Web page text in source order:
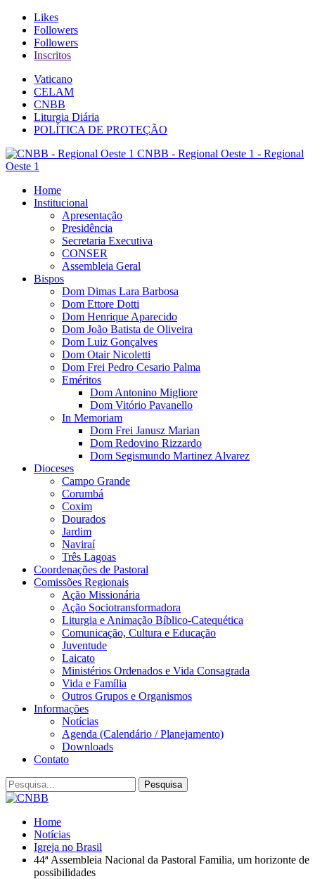
Likes
Followers
Followers
Inscritos
Vaticano
CELAM
CNBB
Liturgia Diária
POLÍTICA DE PROTEÇÃO
CNBB - Regional Oeste 1 - Regional
Oeste 1
Home
Institucional
Apresentação
Presidência
Secretaria Executiva
CONSER
Assembleia Geral
Bispos
Dom Dimas Lara Barbosa
Dom Ettore Dotti
Dom Henrique Aparecido
Dom João Batista de Oliveira
Dom Luiz Gonçalves
Dom Otair Nicoletti
Dom Frei Pedro Cesario Palma
Eméritos
Dom Antonino Migliore
Dom Vitório Pavanello
In Memoriam
Dom Frei Janusz Marian
Dom Redovino Rizzardo
Dom Segismundo Martinez Alvarez
Dioceses
Campo Grande
Corumbá
Coxim
Dourados
Jardim
Naviraí
Três Lagoas
Coordenações de Pastoral
Comissões Regionais
Ação Missionária
Ação Sociotransformadora
Liturgia e Animação Bíblico-Catequética
Comunicação, Cultura e Educação
Juventude
Laicato
Ministérios Ordenados e Vida Consagrada
Vida e Família
Outros Grupos e Organismos
Informações
Notícias
Agenda (Calendário / Planejamento)
Downloads
Contato
Home
Notícias
Igreja no Brasil
44ª Assembleia Nacional da Pastoral Familia, um horizonte de
possibilidades